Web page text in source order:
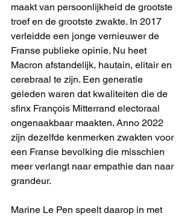
maakt van persoonlijkheid de grootste
troef en de grootste zwakte. In 2017
verleidde een jonge vernieuwer de
Franse publieke opinie. Nu heet
Macron afstandelijk, hautain, elitair en
cerebraal te zijn. Een generatie
geleden waren dat kwaliteiten die de
sfinx François Mitterrand electoraal
ongenaakbaar maakten. Anno 2022
zijn dezelfde kenmerken zwakten voor
een Franse bevolking die misschien
meer verlangt naar empathie dan naar
grandeur.
Marine Le Pen speelt daarop in met